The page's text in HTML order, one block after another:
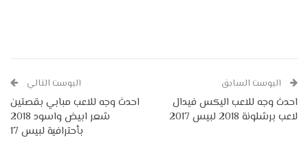
البوست السابق
احدث وجه للاعب اليكس فيدال
لاعب برشلونة 2018 لبيس 2017
البوست التالي
احدث وجه للاعب مبابي بقصتين
شعر ابيض واسود 2018
بأحترافية لبيس 17